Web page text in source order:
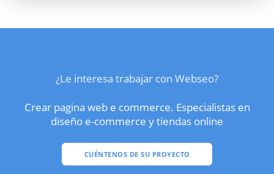
¿Le interesa trabajar con Webseo?
Crear pagina web e commerce. Especialistas en
diseño e-commerce y tiendas online
CUÉNTENOS DE SU PROYECTO